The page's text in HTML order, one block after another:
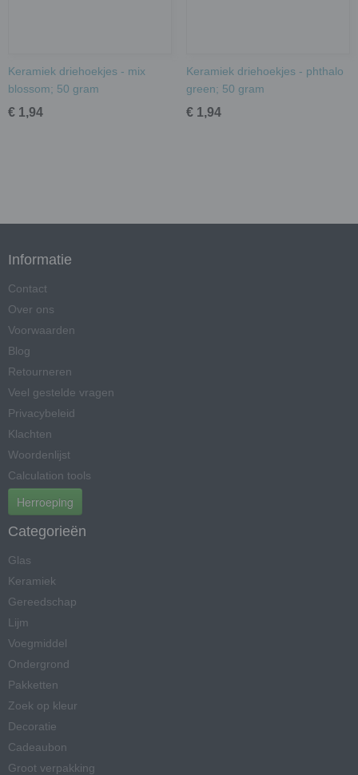
Keramiek driehoekjes - mix
blossom; 50 gram
€ 1,94
Keramiek driehoekjes - phthalo
green; 50 gram
€ 1,94
Informatie
Contact
Over ons
Voorwaarden
Blog
Retourneren
Veel gestelde vragen
Privacybeleid
Klachten
Woordenlijst
Calculation tools
Herroeping
Categorieën
Glas
Keramiek
Gereedschap
Lijm
Voegmiddel
Ondergrond
Pakketten
Zoek op kleur
Decoratie
Cadeaubon
Groot verpakking